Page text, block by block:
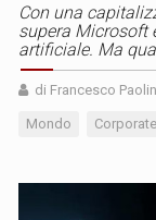
Con una
supera Microsoft
artificiale. Ma
di Francesco
Mondo Corporate